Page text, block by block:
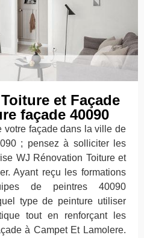
et Façade
façade 40090
votre façade dans la ville de
; pensez à solliciter les
WJ Rénovation Toiture et
Ayant reçu les formations
de peintres 40090
type de peinture utiliser
tout en renforçant les
à Campet Et Lamolere.